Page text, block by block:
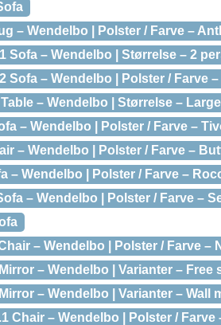
– Wendelbo | Polster / Farve –
Sofa – Wendelbo | Størrelse – 2
Sofa – Wendelbo | Polster / Farve
– Wendelbo | Størrelse –
– Wendelbo | Polster / Farve –
– Wendelbo | Polster / Farve –
– Wendelbo | Polster / Farve –
– Wendelbo | Polster / Farve –
– Wendelbo | Polster / Farve –
– Wendelbo | Varianter – Free
– Wendelbo | Varianter – Wall
Chair – Wendelbo | Polster / Farve